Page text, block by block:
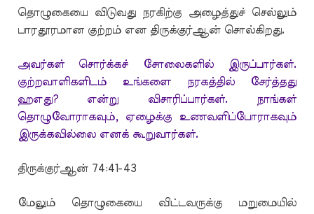
தொழுகையை விடுவது நரகிற்கு அழைத்துச் செல்லும்
பாரதூரமான குற்றம் என திருக்குர்ஆன் சொல்கிறது.
அவர்கள் சொர்க்கச் சோலைகளில் இருப்பார்கள்.
குற்றவாளிகளிடம் உங்களை நரகத்தில் சேர்த்தது
ஹஎது? என்று விசாரிப்பார்கள். நாங்கள்
தொழுவோராகவும், ஏழைக்கு உணவளிப்போராகவும்
இருக்கவில்லை எனக் கூறுவார்கள்.
திருக்குர்ஆன் 74:41-43
மேலும் தொழுகையை விட்டவருக்கு மறுமையில்